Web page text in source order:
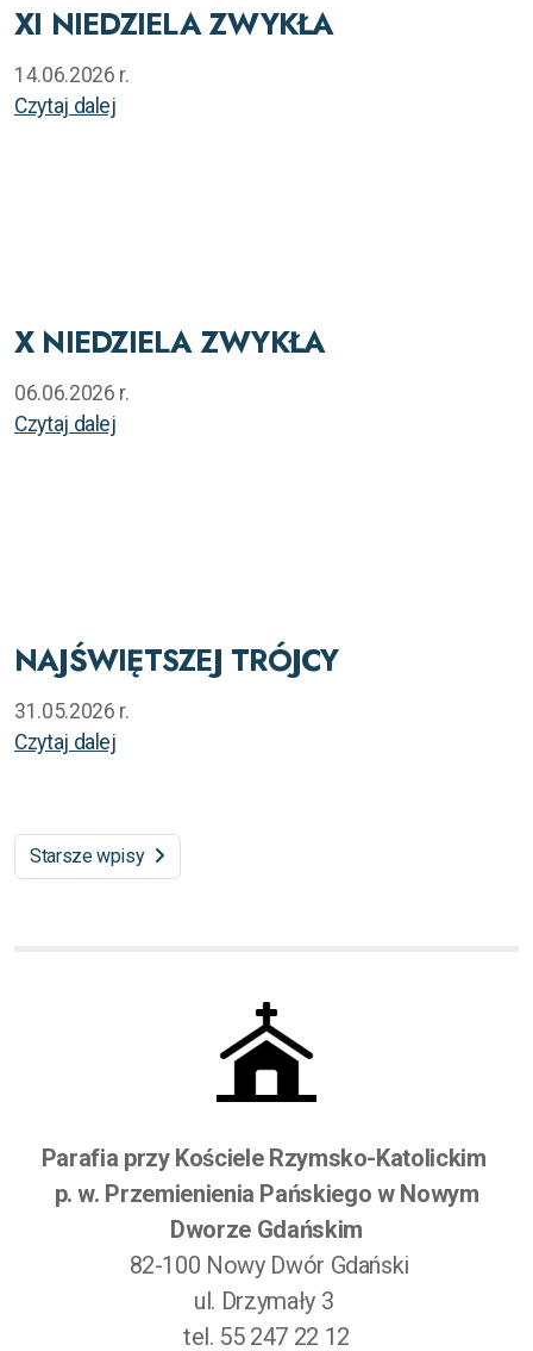
XI NIEDZIELA ZWYKŁA
14.06.2026 r.
Czytaj dalej
X NIEDZIELA ZWYKŁA
06.06.2026 r.
Czytaj dalej
NAJŚWIĘTSZEJ TRÓJCY
31.05.2026 r.
Czytaj dalej
Starsze wpisy
Parafia przy Kościele Rzymsko-Katolickim
p. w. Przemienienia Pańskiego w Nowym
Dworze Gdańskim
82-100 Nowy Dwór Gdański
ul. Drzymały 3
tel. 55 247 22 12